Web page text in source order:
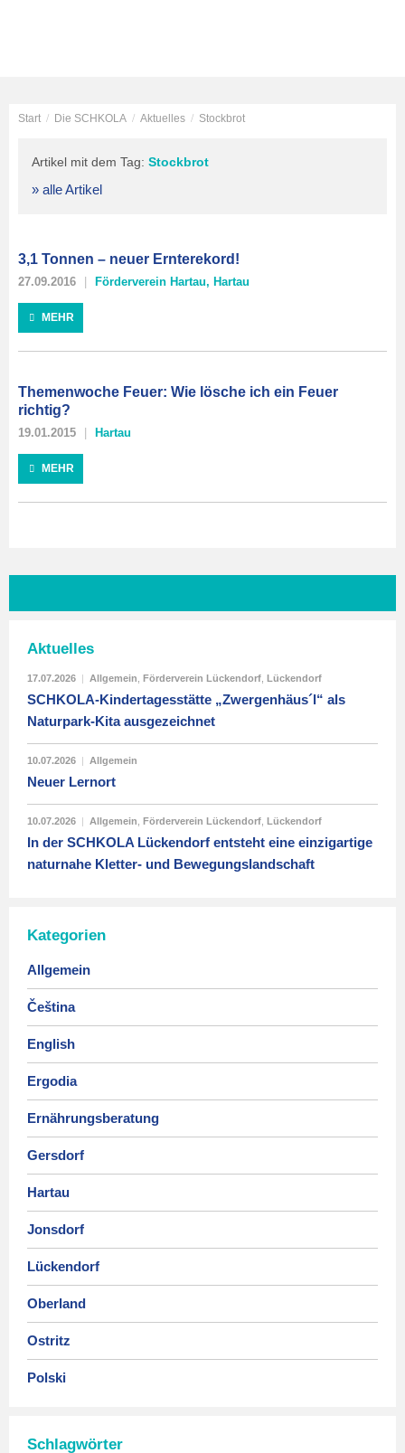
Start / Die SCHKOLA / Aktuelles / Stockbrot
Artikel mit dem Tag: Stockbrot
» alle Artikel
3,1 Tonnen – neuer Ernterekord!
27.09.2016 Förderverein Hartau, Hartau
MEHR
Themenwoche Feuer: Wie lösche ich ein Feuer
richtig?
19.01.2015 Hartau
MEHR
Aktuelles
17.07.2026 | Allgemein Förderverein Lückendorf Lückendorf
SCHKOLA-Kindertagesstätte „Zwergenhäus´l“ als
Naturpark-Kita ausgezeichnet
10.07.2026 | Allgemein
Neuer Lernort
10.07.2026 | Allgemein Förderverein Lückendorf Lückendorf
In der SCHKOLA Lückendorf entsteht eine einzigartige
naturnahe Kletter- und Bewegungslandschaft
Kategorien
Allgemein
Čeština
English
Ergodia
Ernährungsberatung
Gersdorf
Hartau
Jonsdorf
Lückendorf
Oberland
Ostritz
Polski
Schlagwörter